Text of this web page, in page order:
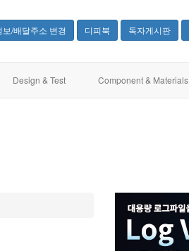
보/배달주소 변경 디피북 독자게시판
Design & Test Component & Materials